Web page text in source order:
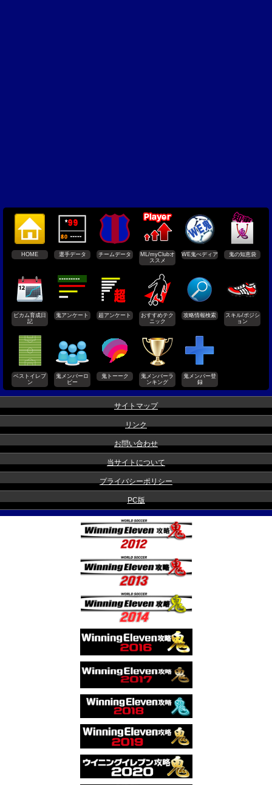
HOME 選手データ チームデータ
ML/myClubオ
ススメ
WE鬼ぺディア 鬼の知恵袋
ビカム育成日
記
鬼アンケート 超アンケート
おすすめテク
ニック
攻略情報検索
スキル/ポジシ
ョン
ベストイレブ
ン
鬼メンバーロ
ビー
鬼トーーク
鬼メンバーラ
ンキング
鬼メンバー登
録
サイトマップ
リンク
お問い合わせ
当サイトについて
プライバシーポリシー
PC版